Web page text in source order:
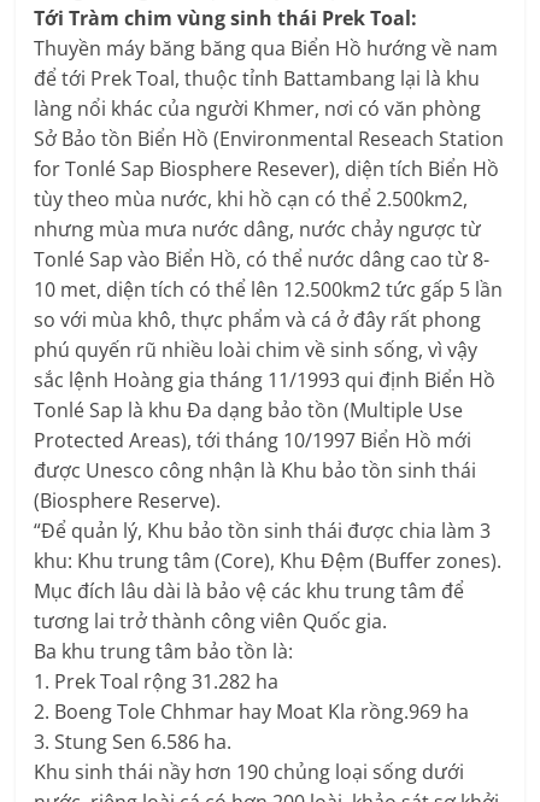
Tới Tràm chim vùng sinh thái Prek Toal:
Thuyền máy băng băng qua Biển Hồ hướng về nam
để tới Prek Toal, thuộc tỉnh Battambang lại là khu
làng nổi khác của người Khmer, nơi có văn phòng
Sở Bảo tồn Biển Hồ (Environmental Reseach Station
for Tonlé Sap Biosphere Resever), diện tích Biển Hồ
tùy theo mùa nước, khi hồ cạn có thể 2.500km2,
nhưng mùa mưa nước dâng, nước chảy ngược từ
Tonlé Sap vào Biển Hồ, có thể nước dâng cao từ 8-
10 met, diện tích có thể lên 12.500km2 tức gấp 5 lần
so với mùa khô, thực phẩm và cá ở đây rất phong
phú quyến rũ nhiều loài chim về sinh sống, vì vậy
sắc lệnh Hoàng gia tháng 11/1993 qui định Biển Hồ
Tonlé Sap là khu Đa dạng bảo tồn (Multiple Use
Protected Areas), tới tháng 10/1997 Biển Hồ mới
được Unesco công nhận là Khu bảo tồn sinh thái
(Biosphere Reserve).
“Để quản lý, Khu bảo tồn sinh thái được chia làm 3
khu: Khu trung tâm (Core), Khu Đệm (Buffer zones).
Mục đích lâu dài là bảo vệ các khu trung tâm để
tương lai trở thành công viên Quốc gia.
Ba khu trung tâm bảo tồn là:
1. Prek Toal rộng 31.282 ha
2. Boeng Tole Chhmar hay Moat Kla rồng.969 ha
3. Stung Sen 6.586 ha.
Khu sinh thái nầy hơn 190 chủng loại sống dưới